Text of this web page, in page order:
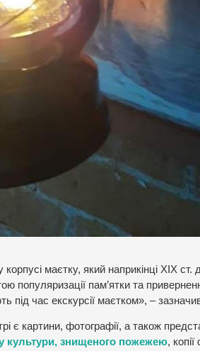
маєтку, який наприкінці ХІХ
популяризації пам’ятки та
під час екскурсії маєтком», –
є картини, фотографії, а також
культури, знищеного пожежею,